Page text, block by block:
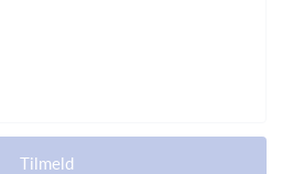
Tilmeld